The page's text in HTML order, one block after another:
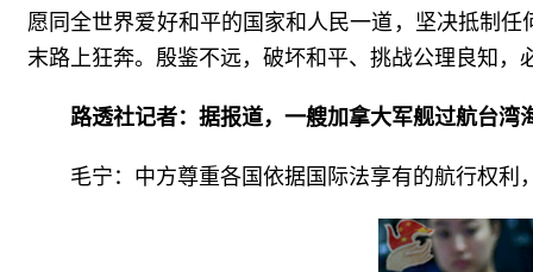
愿同全世界爱好和平的国家和人民一道，坚决抵制
末路上狂奔。殷鉴不远，破坏和平、挑战公理良知
路透社记者：据报道，一艘加拿大军舰过航台
毛宁：中方尊重各国依据国际法享有的航行权利